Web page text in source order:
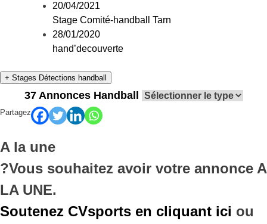
20/04/2021
Stage Comité-handball Tarn
28/01/2020
hand’decouverte
+ Stages Détections handball
37Annonces Handball
Partagez
A la une
?Vous souhaitez avoir votre annonce A
LA UNE.
Soutenez CVsports en cliquant ici ou